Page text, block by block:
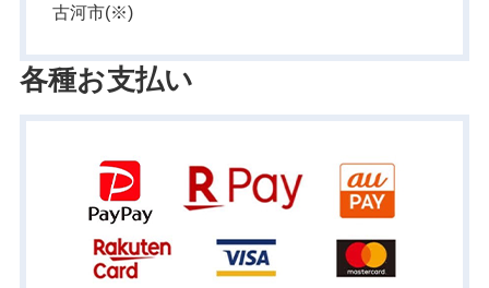
古河市(※)
各種お支払い